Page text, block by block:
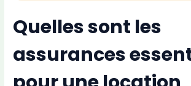
Quelles sont les
assurances